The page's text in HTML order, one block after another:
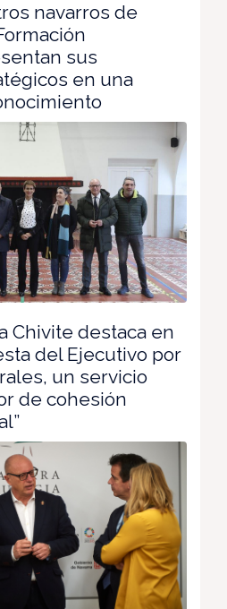
navarros de
sus
en una
Chivite destaca en
del Ejecutivo por
un servicio
de cohesión